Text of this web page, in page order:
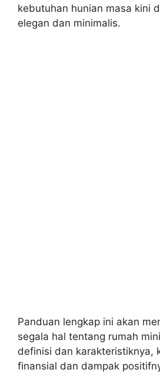
kebutuhan hunian masa kini
elegan dan minimalis.
Panduan lengkap ini akan
segala hal tentang rumah
definisi dan karakteristiknya,
finansial dan dampak